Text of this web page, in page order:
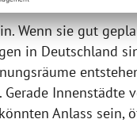
Wenn sie gut
in Deutschland
Innenstädte
Anlass sein,